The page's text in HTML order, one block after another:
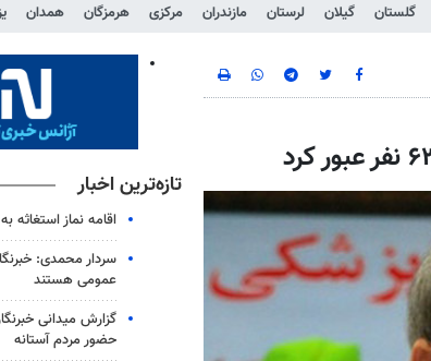
گلستان گیلان لرستان مازندران مرکزی هرمزگان همدان
تازه‌ترین اخبار
اقامه نماز استغاثه
سردار محمدی:
عمومی هستند
گزارش میدانی
حضور مردم آستانه